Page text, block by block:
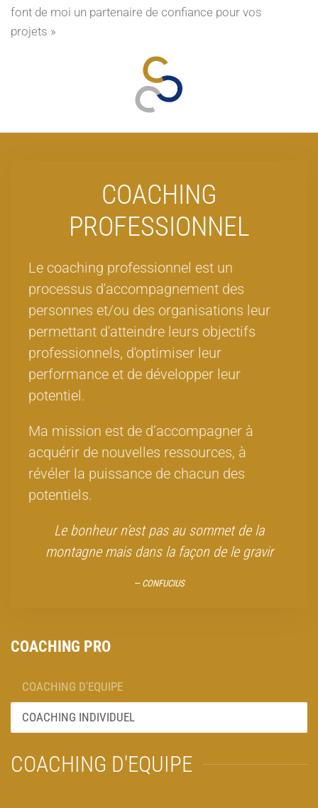
font de moi un partenaire de confiance pour vos
projets »
COACHING
PROFESSIONNEL
Le coaching professionnel est un
processus d'accompagnement des
personnes et/ou des organisations leur
permettant d'atteindre leurs objectifs
professionnels, d'optimiser leur
performance et de développer leur
potentiel.
Ma mission est de d’accompagner à
acquérir de nouvelles ressources, à
révéler la puissance de chacun des
potentiels.
Le bonheur n’est pas au sommet de la
montagne mais dans la façon de le gravir
CONFUCIUS
COACHING PRO
COACHING D'EQUIPE
COACHING INDIVIDUEL
COACHING D'EQUIPE